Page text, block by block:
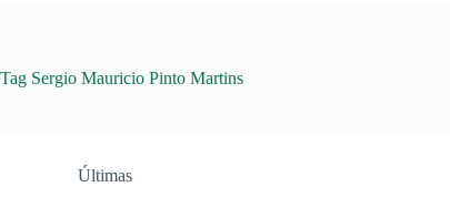
Tag Sergio Mauricio Pinto Martins
Últimas